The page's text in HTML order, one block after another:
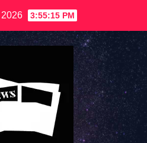
2026 3:55:16 PM